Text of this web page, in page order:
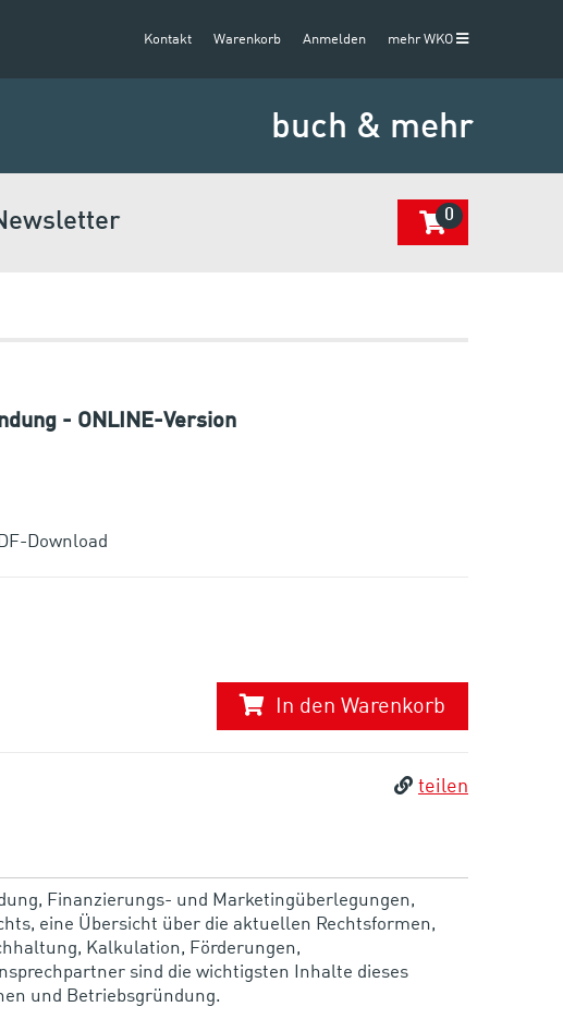
Kontakt Warenkorb Anmelden mehr WKO
buch & mehr
0
- ONLINE-Version
Download
In den Warenkorb
teilen
Finanzierungs- und Marketingüberlegungen,
eine Übersicht über die aktuellen Rechtsformen,
Kalkulation, Förderungen,
sind die wichtigsten Inhalte dieses
und Betriebsgründung.